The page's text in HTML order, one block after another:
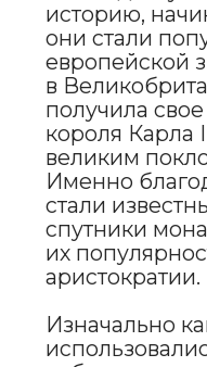
Шерсть у кавалера
ему очень элегантный
и утонченный вид.
быть